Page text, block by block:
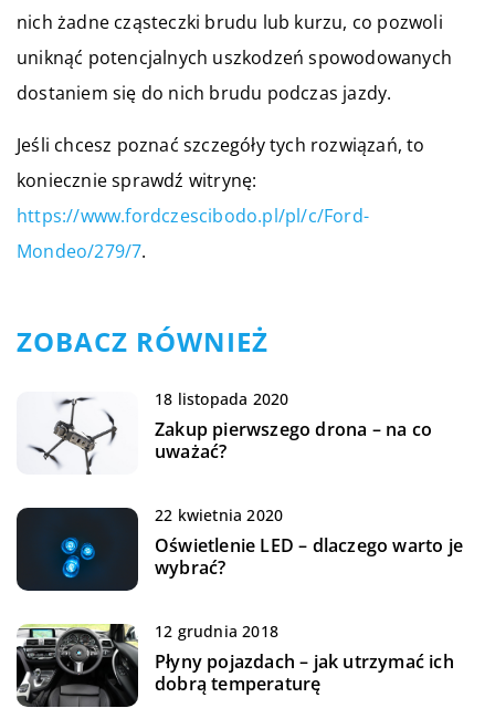
nich żadne cząsteczki brudu lub kurzu, co pozwoli
uniknąć potencjalnych uszkodzeń spowodowanych
dostaniem się do nich brudu podczas jazdy.
Jeśli chcesz poznać szczegóły tych rozwiązań, to
koniecznie sprawdź witrynę:
https://www.fordczescibodo.pl/pl/c/Ford-
Mondeo/279/7.
ZOBACZ RÓWNIEŻ
18 listopada 2020
Zakup pierwszego drona – na co
uważać?
22 kwietnia 2020
Oświetlenie LED – dlaczego warto je
wybrać?
12 grudnia 2018
Płyny pojazdach – jak utrzymać ich
dobrą temperaturę